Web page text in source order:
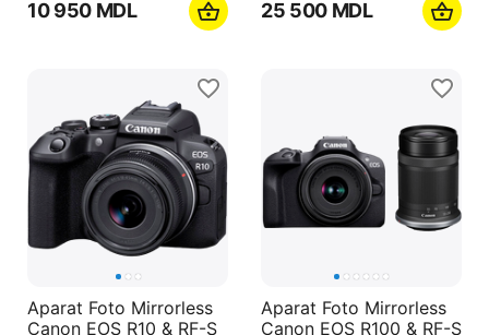
10 950 MDL 25 500 MDL
Aparat Foto Mirrorless
Canon EOS R10 & RF-S
Aparat Foto Mirrorless
Canon EOS R100 & RF-S